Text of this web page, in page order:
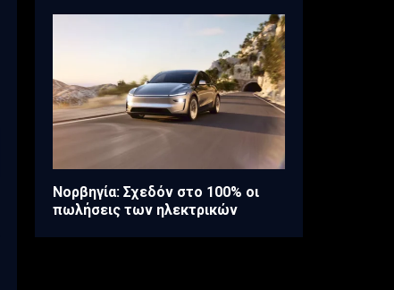
Νορβηγία: Σχεδόν στο 100% οι
πωλήσεις των ηλεκτρικών